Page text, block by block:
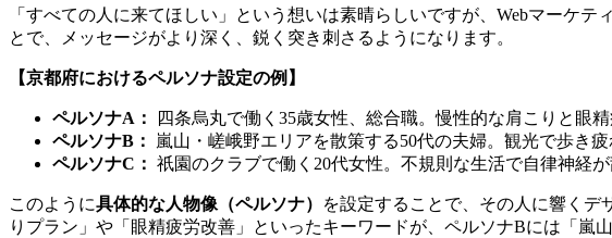
「すべての人に来てほしい」という想いは素晴らしいですが、Webマーケテ
とで、メッセージがより深く、鋭く突き刺さるようになります。
【京都府におけるペルソナ設定の例】
ペルソナA：
四条烏丸で働く35歳女性、総合職。慢性的な肩こりと眼
ペルソナB：
嵐山・嵯峨野エリアを散策する50代の夫婦。観光で歩き
ペルソナC： 祇園のクラブで働く20代女性。不規則な生活で自律神経
このように具体的な人物像（ペルソナ）
を設定することで、その人に響く
りプラン」や「眼精疲労改善」といったキーワードが、ペルソナBには「嵐